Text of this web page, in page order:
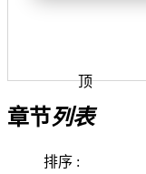
顶
章节列表
排序 :